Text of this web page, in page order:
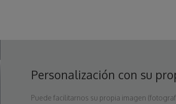
Personalización con su
Puede facilitarnos su propia imagen